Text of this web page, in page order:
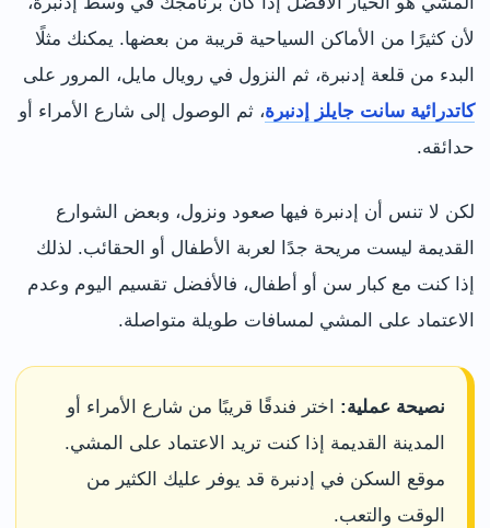
لأن كثيرًا من الأماكن السياحية قريبة من بعضها. يمكنك مثلًا
البدء من قلعة إدنبرة، ثم النزول في رويال مايل، المرور على
كاتدرائية سانت جايلز إدنبرة، ثم الوصول إلى شارع الأمراء أو
حدائقه.
لكن لا تنس أن إدنبرة فيها صعود ونزول، وبعض الشوارع
القديمة ليست مريحة جدًا لعربة الأطفال أو الحقائب. لذلك
إذا كنت مع كبار سن أو أطفال، فالأفضل تقسيم اليوم وعدم
الاعتماد على المشي لمسافات طويلة متواصلة.
نصيحة عملية: اختر فندقًا قريبًا من شارع الأمراء أو
المدينة القديمة إذا كنت تريد الاعتماد على المشي.
موقع السكن في إدنبرة قد يوفر عليك الكثير من
الوقت والتعب.